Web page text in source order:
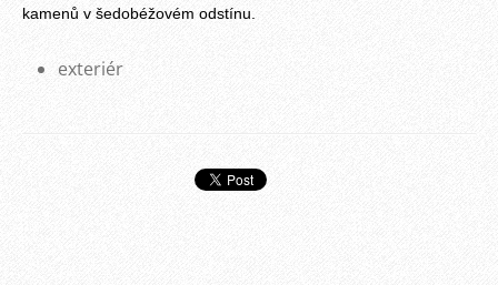
kamenů v šedobéžovém odstínu.
exteriér